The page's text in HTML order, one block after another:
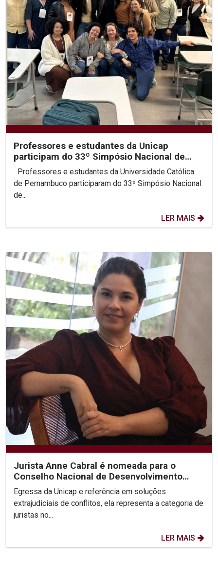
Professores e estudantes da Unicap
participam do 33º Simpósio Nacional de
História da ANPUH
de Pernambuco participaram do 33º Simpósio Nacional
de...
LER MAIS
Jurista Anne Cabral é nomeada para o
Conselho Nacional de Desenvolvimento
Social Sustentável
Egressa da Unicap e referência em soluções
extrajudiciais de conflitos, ela representa a categoria de
juristas no...
LER MAIS